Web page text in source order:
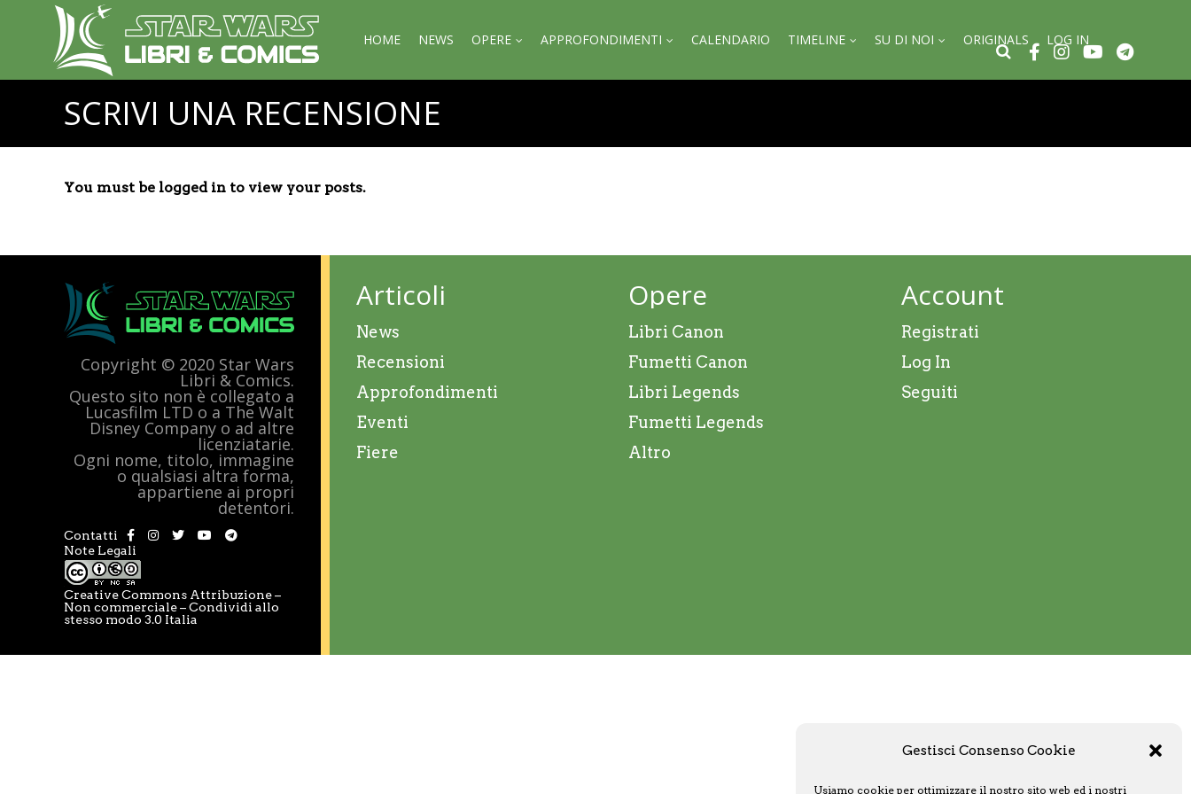
Gestisci Consenso Cookie
Usiamo cookie per ottimizzare il nostro sito web ed i nostri
HOME NEWS OPERE APPROFONDIMENTI CALENDARIO TIMELINE SU DI NOI ORIGINALS LOG IN
SCRIVI UNA RECENSIONE
You must be logged in to view your posts.
Copyright © 2020 Star Wars
Libri & Comics.
Questo sito non è collegato a
Lucasfilm LTD o a The Walt
Disney Company o ad altre
licenziatarie.
Ogni nome, titolo, immagine
o qualsiasi altra forma,
appartiene ai propri
detentori.
Contatti
Note Legali
Creative Commons Attribuzione –
Non commerciale – Condividi allo
stesso modo 3.0 Italia
Articoli
News
Recensioni
Approfondimenti
Eventi
Fiere
Opere
Libri Canon
Fumetti Canon
Libri Legends
Fumetti Legends
Altro
Account
Registrati
Log In
Seguiti